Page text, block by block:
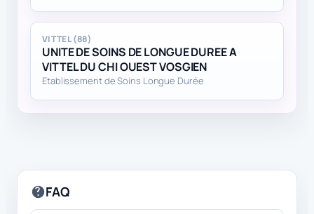
VITTEL (88)
UNITE DE SOINS DE LONGUE DUREE A
VITTEL DU CHI OUEST VOSGIEN
Etablissement de Soins Longue Durée
FAQ